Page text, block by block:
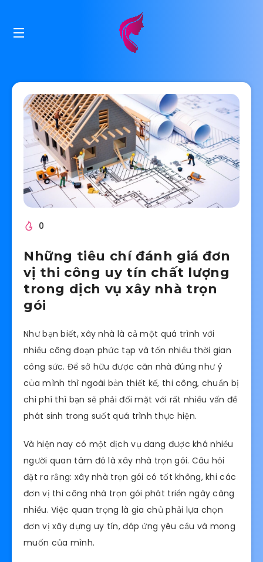
0
Những tiêu chí đánh giá đơn
vị thi công uy tín chất lượng
trong dịch vụ xây nhà trọn
gói
Như bạn biết, xây nhà là cả một quá trình với
nhiều công đoạn phức tạp và tốn nhiều thời gian
công sức. Để sở hữu được căn nhà đúng như ý
của mình thì ngoài bản thiết kế, thi công, chuẩn bị
chi phí thì bạn sẽ phải đối mặt với rất nhiều vấn đề
phát sinh trong suốt quá trình thực hiện.
Và hiện nay có một dịch vụ đang được khá nhiều
người quan tâm đó là xây nhà trọn gói. Câu hỏi
đặt ra rằng: xây nhà trọn gói có tốt không, khi các
đơn vị thi công nhà trọn gói phát triển ngày càng
nhiều. Việc quan trọng là gia chủ phải lựa chọn
đơn vị xây dựng uy tín, đáp ứng yêu cầu và mong
muốn của mình.